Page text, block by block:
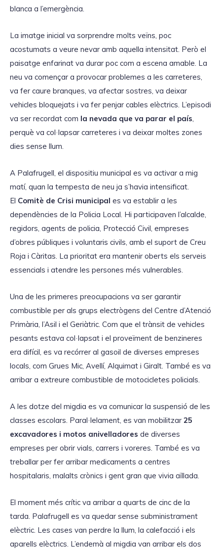
blanca a l’emergència.
La imatge inicial va sorprendre molts veïns, poc
acostumats a veure nevar amb aquella intensitat. Però el
paisatge enfarinat va durar poc com a escena amable. La
neu va començar a provocar problemes a les carreteres,
va fer caure branques, va afectar sostres, va deixar
vehicles bloquejats i va fer penjar cables elèctrics. L’episodi
va ser recordat com la nevada que va parar el país,
perquè va col·lapsar carreteres i va deixar moltes zones
dies sense llum.
A Palafrugell, el dispositiu municipal es va activar a mig
matí, quan la tempesta de neu ja s’havia intensificat.
El Comitè de Crisi municipal es va establir a les
dependències de la Policia Local. Hi participaven l’alcalde,
regidors, agents de policia, Protecció Civil, empreses
d’obres públiques i voluntaris civils, amb el suport de Creu
Roja i Càritas. La prioritat era mantenir oberts els serveis
essencials i atendre les persones més vulnerables.
Una de les primeres preocupacions va ser garantir
combustible per als grups electrògens del Centre d’Atenció
Primària, l’Asil i el Geriàtric. Com que el trànsit de vehicles
pesants estava col·lapsat i el proveïment de benzineres
era difícil, es va recórrer al gasoil de diverses empreses
locals, com Grues Mic, Avellí, Alquimat i Giralt. També es va
arribar a extreure combustible de motocicletes policials.
A les dotze del migdia es va comunicar la suspensió de les
classes escolars. Paral·lelament, es van mobilitzar 25
excavadores i motos anivelladores de diverses
empreses per obrir vials, carrers i voreres. També es va
treballar per fer arribar medicaments a centres
hospitalaris, malalts crònics i gent gran que vivia aïllada.
El moment més crític va arribar a quarts de cinc de la
tarda. Palafrugell es va quedar sense subministrament
elèctric. Les cases van perdre la llum, la calefacció i els
aparells elèctrics. L’endemà al migdia van arribar els dos